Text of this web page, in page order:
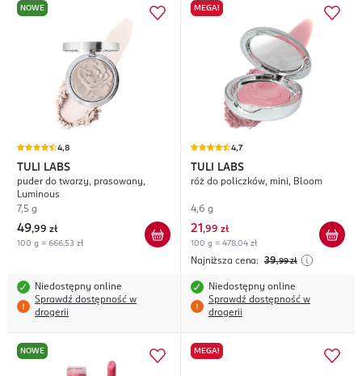
NOWE
4,8
TULI LABS
puder do twarzy, prasowany,
Luminous
7,5 g
49,99 zł
100 g = 666,53 zł
Niedostępny online
Sprawdź dostępność w
drogerii
MEGA!
4,7
TULI LABS
róż do policzków, mini, Bloom
4,6 g
21 ,99 zł
100 g = 478,04 zł
Najniższa cena: 39,99 zł
Niedostępny online
Sprawdź dostępność w
drogerii
NOWE MEGA!